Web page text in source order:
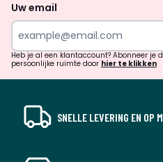
Uw email
Heb je al een klantaccount? Abonneer je
persoonlijke ruimte door hier te klikken
SNELLE LEVERING EN OP